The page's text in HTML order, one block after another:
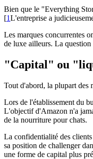
Bien que le "Everything
[1L'entreprise a
Les marques concurrentes
de luxe ailleurs. La question
"Capital" ou
Tout d'abord, la plupart des
Lors de l'établissement du
L'objectif d'Amazon n'a
de la nourriture pour chats.
La confidentialité des
sa position de challenger
une forme de capital plus